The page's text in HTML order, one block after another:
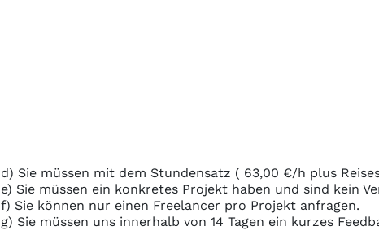
d) Sie müssen mit dem Stundensatz ( 63,00 €/h plus
e) Sie müssen ein konkretes Projekt haben und sind kein
f) Sie können nur einen Freelancer pro Projekt anfragen.
g) Sie müssen uns innerhalb von 14 Tagen ein kurzes